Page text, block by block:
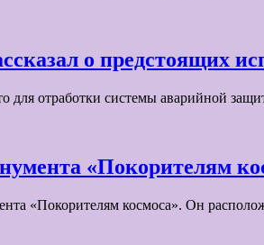
о предстоящих
для отработки системы аварийной
«Покорителям
«Покорителям космоса». Он